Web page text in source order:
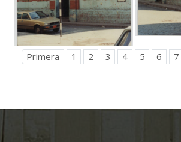
Primera 1 2 3 4 5 6 7